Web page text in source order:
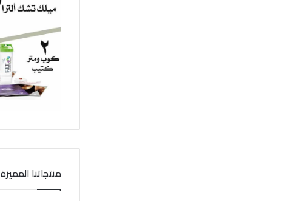
منتجاتنا المميزة